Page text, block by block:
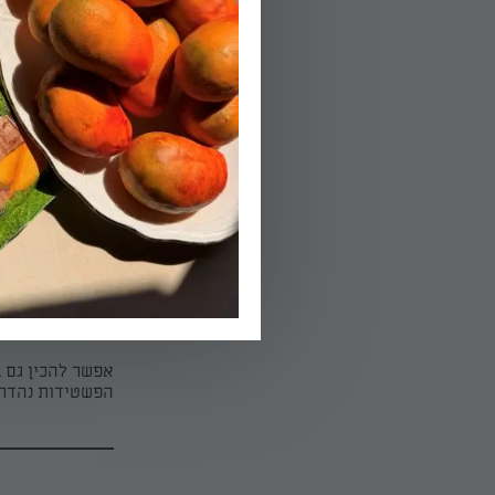
04.
יוצקים לתבנית שקעים
הפעלת טיימר
05.
מגישים חם
הידעת?
אפשר להכין גם בתבנית גדולה (20/30
הפשטידות